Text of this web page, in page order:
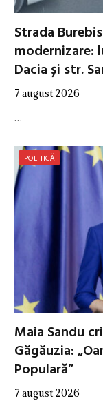
Strada
modernizare:
Dacia și str.
7 august 2026
…
POLITICĂ
Maia Sandu
Găgăuzia:
Populară”
7 august 2026